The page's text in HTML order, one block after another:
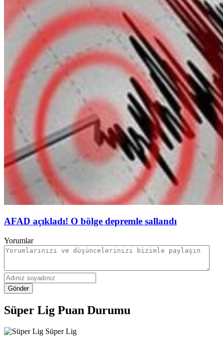
AFAD açıkladı! O bölge depremle sallandı
Yorumlar
Gönder
Süper Lig Puan Durumu
Süper Lig